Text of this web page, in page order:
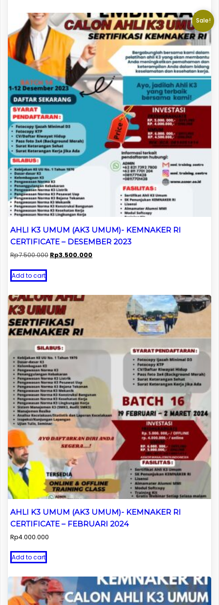
Sale!
AHLI K3 UMUM (AK3 UMUM)- KEMNAKER RI
CERTIFICATE – DESEMBER 2023
Rp7.500.000 Original
Rp3.500.000Current
Add to cart
AHLI K3 UMUM (AK3 UMUM)- KEMNAKER RI
CERTIFICATE – FEBRUARI 2024
Rp4.000.000
Add to cart